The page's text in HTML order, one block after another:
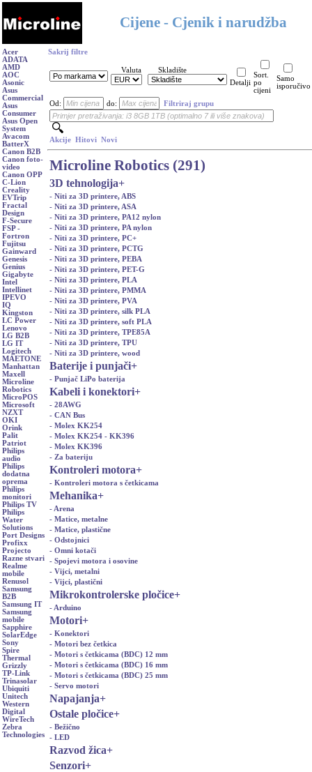
Cijene - Cjenik i narudžba
Acer
ADATA
AMD
AOC
Asonic
Asus
Commercial
Asus
Consumer
Asus Open
System
Avacom
BatterX
Canon B2B
Canon foto-
video
Canon OPP
C-Lion
Creality
EVTrip
Fractal
Design
F-Secure
FSP -
Fortron
Fujitsu
Gainward
Genesis
Genius
Gigabyte
Intel
Intellinet
IPEVO
IQ
Kingston
LC Power
Lenovo
LG B2B
LG IT
Logitech
MAETONE
Manhattan
Maxell
Microline
Robotics
MicroPOS
Microsoft
NZXT
OKI
Orink
Palit
Patriot
Philips
audio
Philips
dodatna
oprema
Philips
monitori
Philips TV
Philips
Water
Solutions
Port Designs
Profixx
Projecto
Razne stvari
Realme
mobile
Renusol
Samsung
B2B
Samsung IT
Samsung
mobile
Sapphire
SolarEdge
Sony
Spire
Thermal
Grizzly
TP-Link
Trinasolar
Ubiquiti
Unitech
Western
Digital
WireTech
Zebra
Technologies
Sakrij filtre
Valuta
Skladište
Detalji
Sort.
po
cijeni
Samo
isporučivo
Od: do: Filtriraj grupu
Akcije Hitovi Novi
Microline Robotics (291)
3D tehnologija+
- Niti za 3D printere, ABS
- Niti za 3D printere, ASA
- Niti za 3D printere, PA12 nylon
- Niti za 3D printere, PA nylon
- Niti za 3D printere, PC+
- Niti za 3D printere, PCTG
- Niti za 3D printere, PEBA
- Niti za 3D printere, PET-G
- Niti za 3D printere, PLA
- Niti za 3D printere, PMMA
- Niti za 3D printere, PVA
- Niti za 3D printere, silk PLA
- Niti za 3D printere, soft PLA
- Niti za 3D printere, TPE85A
- Niti za 3D printere, TPU
- Niti za 3D printere, wood
Baterije i punjači+
- Punjač LiPo baterija
Kabeli i konektori+
- 28AWG
- CAN Bus
- Molex KK254
- Molex KK254 - KK396
- Molex KK396
- Za bateriju
Kontroleri motora+
- Kontroleri motora s četkicama
Mehanika+
- Arena
- Matice, metalne
- Matice, plastične
- Odstojnici
- Omni kotači
- Spojevi motora i osovine
- Vijci, metalni
- Vijci, plastični
Mikrokontrolerske pločice+
- Arduino
Motori+
- Konektori
- Motori bez četkica
- Motori s četkicama (BDC) 12 mm
- Motori s četkicama (BDC) 16 mm
- Motori s četkicama (BDC) 25 mm
- Servo motori
Napajanja+
Ostale pločice+
- Bežično
- LED
Razvod žica+
Senzori+